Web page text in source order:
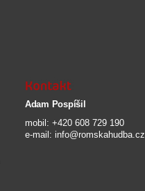
Adam Pospíšil
mobil: +420 608 729 190
e-mail: info@romskahudba.cz